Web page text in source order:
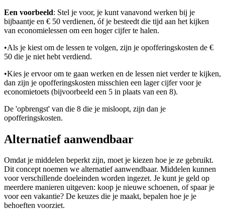
Een voorbeeld: Stel je voor, je kunt vanavond werken bij je
bijbaantje en € 50 verdienen, óf je besteedt die tijd aan het kijken
van economielessen om een hoger cijfer te halen.
•Als je kiest om de lessen te volgen, zijn je opofferingskosten de €
50 die je niet hebt verdiend.
•Kies je ervoor om te gaan werken en de lessen niet verder te kijken,
dan zijn je opofferingskosten misschien een lager cijfer voor je
economietoets (bijvoorbeeld een 5 in plaats van een 8).
De 'opbrengst' van die 8 die je misloopt, zijn dan je
opofferingskosten.
Alternatief aanwendbaar
Omdat je middelen beperkt zijn, moet je kiezen hoe je ze gebruikt.
Dit concept noemen we alternatief aanwendbaar. Middelen kunnen
voor verschillende doeleinden worden ingezet. Je kunt je geld op
meerdere manieren uitgeven: koop je nieuwe schoenen, of spaar je
voor een vakantie? De keuzes die je maakt, bepalen hoe je je
behoeften voorziet.